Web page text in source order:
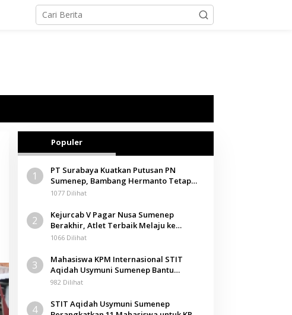
Populer
1
PT Surabaya Kuatkan Putusan PN
Sumenep, Bambang Hermanto Tetap
Dinyatakan Pemilik Sah Tanah di
1077 Dilihat
2
Kejurcab V Pagar Nusa Sumenep
Berakhir, Atlet Terbaik Melaju ke
Kejurwil Jatim
1066 Dilihat
3
Mahasiswa KPM Internasional STIT
Aqidah Usymuni Sumenep Bantu
Pengurusan Jenazah WNI di Malaysia
982 Dilihat
4
STIT Aqidah Usymuni Sumenep